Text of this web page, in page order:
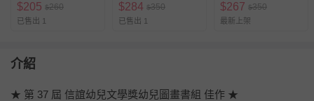
$205 $260
已售出 1
$284 $350
已售出 1
$267 $350
最新上架
介紹
★ 第 37 屆 信誼幼兒文學獎幼兒圖畫書組 佳作 ★